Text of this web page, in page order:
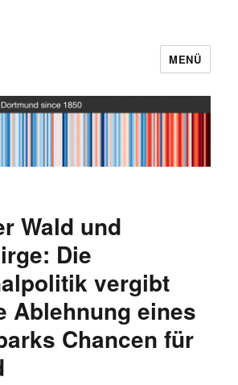
MENÜ
Wald und
Die
vergibt
Ablehnung eines
Chancen für